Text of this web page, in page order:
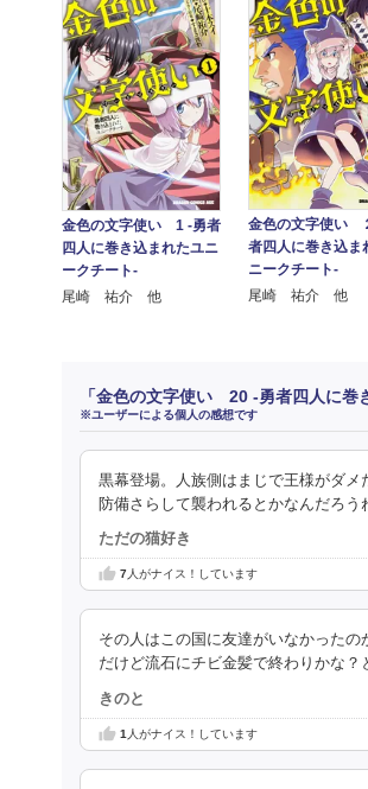
金色の文字使い 1 ‐勇者
四人に巻き込まれたユニ
ークチート‐
尾崎 祐介 他
金色の文字使い
者四人に巻き込ま
ニークチート‐
尾崎 祐介 他
「金色の文字使い 20 ‐勇者四人に巻
※ユーザーによる個人の感想です
黒幕登場。人族側はまじで王様がダ
防備さらして襲われるとかなんだろう
ただの猫好き
7人がナイス！しています
その人はこの国に友達がいなかった
だけど流石にチビ金髪で終わりかな
きのと
1 人がナイス！しています